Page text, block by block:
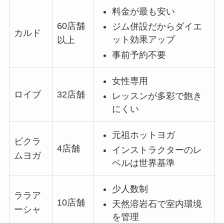
カルド
60店舗
以上
料金が最も安い
ジム併設だからダイエ
ット効果アップ
事前予約不要
ロイブ 32店舗
女性専用
レッスンが多彩で飽き
にくい
ビクラ
ムヨガ
4店舗
元祖ホットヨガ
インストラクターのレ
ベルは世界基準
ララア
ーシャ
10店舗
少人数制
天然溶岩石で室内環境
を管理